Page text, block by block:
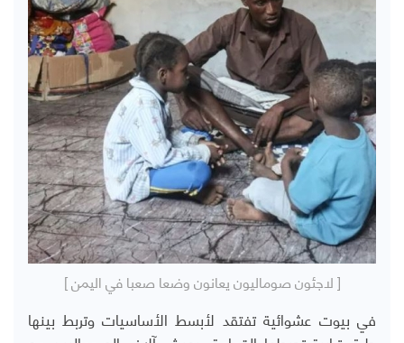
[ لاجئون صوماليون يعانون وضعا صعبا في اليمن ]
في بيوت عشوائية تفتقد لأبسط الأساسيات وتربط بينها